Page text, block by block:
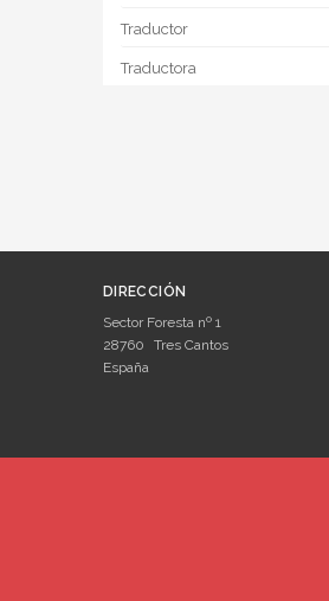
Traductor
Traductora
DIRECCIÓN
Sector Foresta nº 1
28760
Tres Cantos
España